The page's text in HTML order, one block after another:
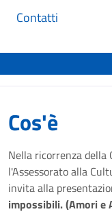
Contatti
Cos'è
Nella ricorrenza della
l'Assessorato alla
invita alla
impossibili. (Amori e